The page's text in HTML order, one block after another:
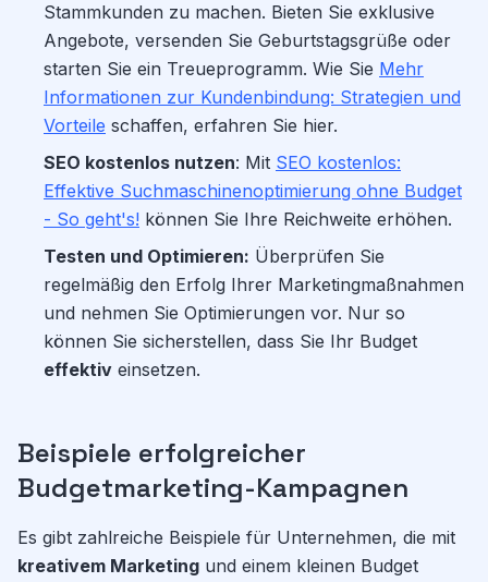
Stammkunden zu machen. Bieten Sie exklusive
Angebote, versenden Sie Geburtstagsgrüße oder
starten Sie ein Treueprogramm. Wie Sie Mehr
Informationen zur Kundenbindung: Strategien und
Vorteile schaffen, erfahren Sie hier.
SEO kostenlos nutzen: Mit SEO kostenlos:
Effektive Suchmaschinenoptimierung ohne Budget
- So geht's! können Sie Ihre Reichweite erhöhen.
Testen und Optimieren: Überprüfen Sie
regelmäßig den Erfolg Ihrer Marketingmaßnahmen
und nehmen Sie Optimierungen vor. Nur so
können Sie sicherstellen, dass Sie Ihr Budget
effektiv einsetzen.
Beispiele erfolgreicher
Budgetmarketing-Kampagnen
Es gibt zahlreiche Beispiele für Unternehmen, die mit
kreativem Marketing und einem kleinen Budget